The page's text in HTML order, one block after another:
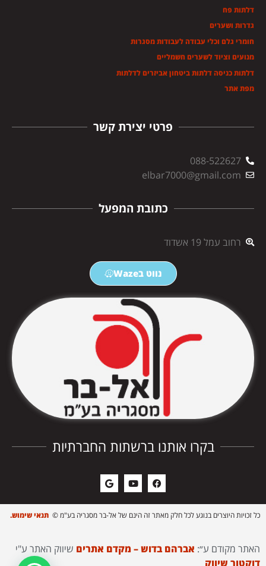
בקרו אותנו ברשתות החברתיות
פרטי יצירת קשר
088-522627
elbar7000@gmail.com
כתובת המפעל
רחוב עמל 19 אשדוד
נווט בWaze
דלתות פח
גדרות ושערים
חומרי גלם וכלי עבודה לעבודות מסגרות
מנועים וציוד לשערים חשמליים
דלתות כניסה דלתות ביטחון אביזרים לדלתות
מפת אתר
כל זכויות היוצרים בנוגע לכל חלק מאתר זה הינם של אל-בר מסגריה בע"מ © תנאי שימוש.
האתר מקודם ע״: אברהם בדוש – מקדם אתרים שיווק האתר ע"י
דוקטור שיווק